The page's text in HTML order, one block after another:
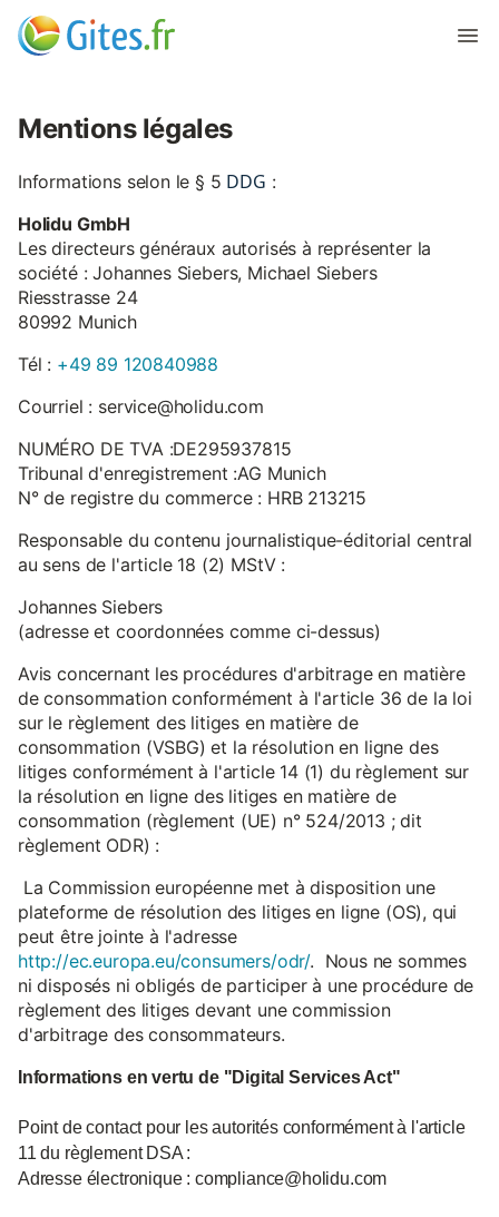
Mentions légales
Informations selon le § 5 DDG :
Holidu GmbH
Les directeurs généraux autorisés à représenter la
société : Johannes Siebers, Michael Siebers
Riesstrasse 24
80992 Munich
Tél : +49 89 120840988
Courriel : service@holidu.com
NUMÉRO DE TVA :DE295937815
Tribunal d'enregistrement :AG Munich
N° de registre du commerce : HRB 213215
Responsable du contenu journalistique-éditorial central
au sens de l'article 18 (2) MStV :
Johannes Siebers
(adresse et coordonnées comme ci-dessus)
Avis concernant les procédures d'arbitrage en matière
de consommation conformément à l'article 36 de la loi
sur le règlement des litiges en matière de
consommation (VSBG) et la résolution en ligne des
litiges conformément à l'article 14 (1) du règlement sur
la résolution en ligne des litiges en matière de
consommation (règlement (UE) n° 524/2013 ; dit
règlement ODR) :
La Commission européenne met à disposition une
plateforme de résolution des litiges en ligne (OS), qui
peut être jointe à l'adresse
http://ec.europa.eu/consumers/odr/. Nous ne sommes
ni disposés ni obligés de participer à une procédure de
règlement des litiges devant une commission
d'arbitrage des consommateurs.
Informations en vertu de "Digital Services Act"
Point de contact pour les autorités conformément à l'article
11 du règlement DSA :
Adresse électronique : compliance@holidu.com